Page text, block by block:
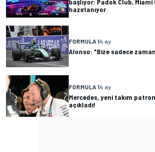
hazırlanıyor
FORMULA 14 ay
Alonso: "Bize sadece
FORMULA 14 ay
Mercedes, yeni takım
açıkladı!